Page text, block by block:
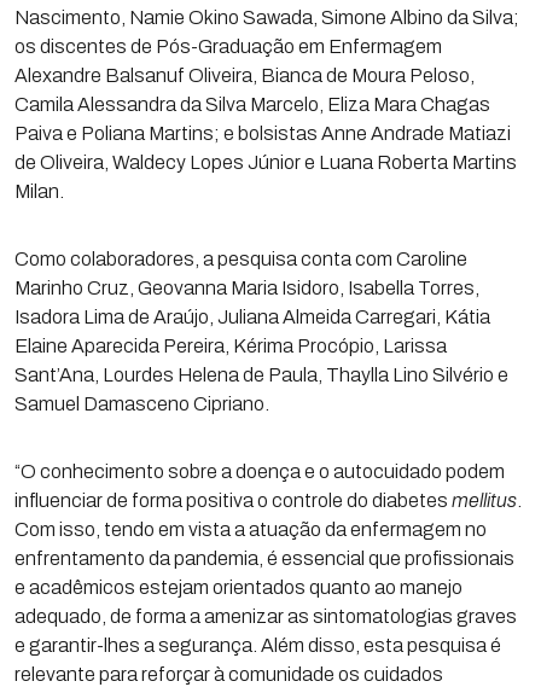
Nascimento, Namie Okino Sawada, Simone Albino da Silva;
os discentes de Pós-Graduação em Enfermagem
Alexandre Balsanuf Oliveira, Bianca de Moura Peloso,
Camila Alessandra da Silva Marcelo, Eliza Mara Chagas
Paiva e Poliana Martins; e bolsistas Anne Andrade Matiazi
de Oliveira, Waldecy Lopes Júnior e Luana Roberta Martins
Milan.
Como colaboradores, a pesquisa conta com Caroline
Marinho Cruz, Geovanna Maria Isidoro, Isabella Torres,
Isadora Lima de Araújo, Juliana Almeida Carregari, Kátia
Elaine Aparecida Pereira, Kérima Procópio, Larissa
Sant’Ana, Lourdes Helena de Paula, Thaylla Lino Silvério e
Samuel Damasceno Cipriano.
“O conhecimento sobre a doença e o autocuidado podem
influenciar de forma positiva o controle do diabetes mellitus
Com isso, tendo em vista a atuação da enfermagem no
enfrentamento da pandemia, é essencial que profissionais
e acadêmicos estejam orientados quanto ao manejo
adequado, de forma a amenizar as sintomatologias graves
e garantir-lhes a segurança. Além disso, esta pesquisa é
relevante para reforçar à comunidade os cuidados